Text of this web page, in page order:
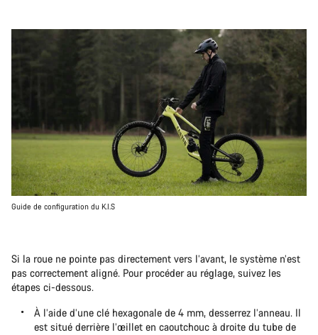
Guide de configuration du K.I.S
Si la roue ne pointe pas directement vers l’avant, le système n’est
pas correctement aligné. Pour procéder au réglage, suivez les
étapes ci-dessous.
À l’aide d’une clé hexagonale de 4 mm, desserrez l’anneau. Il
est situé derrière l’œillet en caoutchouc à droite du tube de